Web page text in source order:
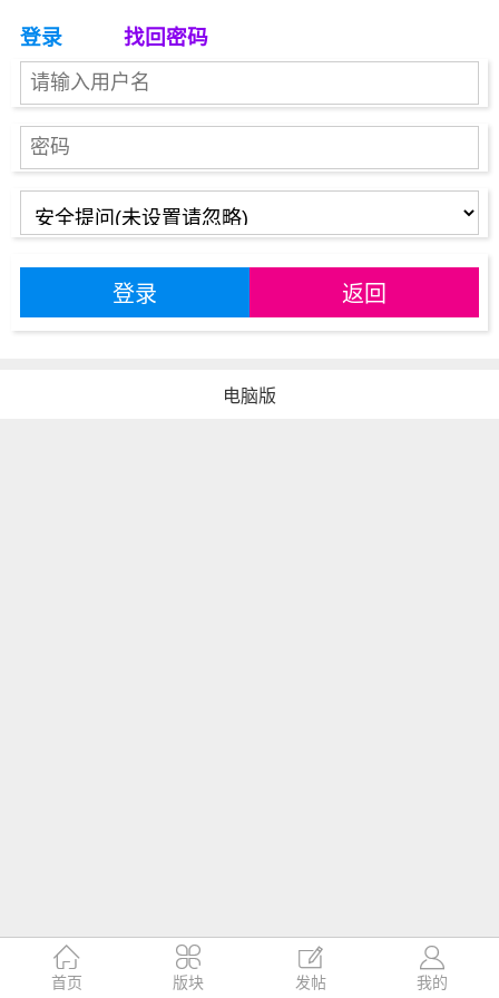
登录 找回密码
登录 返回

首页

版块

发帖

我的
电脑版